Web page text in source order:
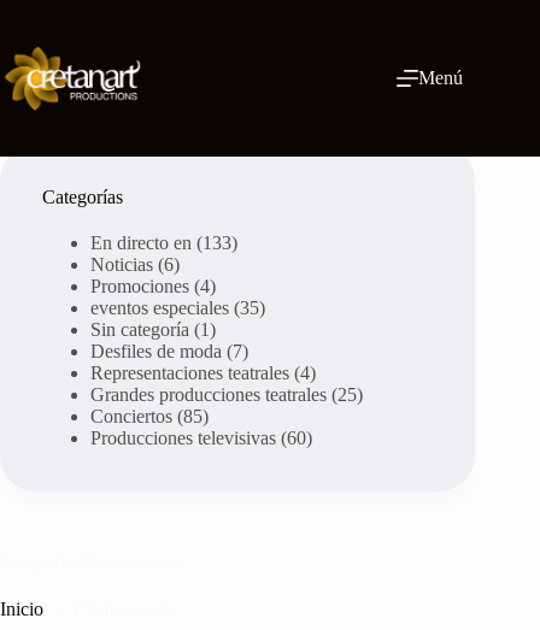
contenido
Menú
Inicio
Categorías
En directo en (133)
Noticias (6)
Promociones (4)
eventos especiales (35)
Sin categoría (1)
Desfiles de moda (7)
Representaciones teatrales (4)
Grandes producciones teatrales (25)
Conciertos (85)
Producciones televisivas (60)